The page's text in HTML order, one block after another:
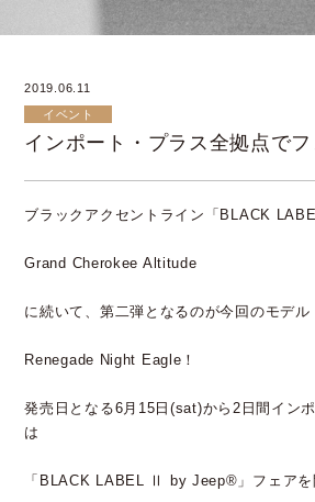
2019.06.11
イベント
インポート・プラス全拠点で
ブラックアクセントライン「BLACK
Grand Cherokee Altitude
に続いて、第二弾となるのが今回のモデル
Renegade Night Eagle！
発売日となる6月15日(sat)から2日間イン
は
「BLACK LABEL Ⅱ by Jeep®」フェアを